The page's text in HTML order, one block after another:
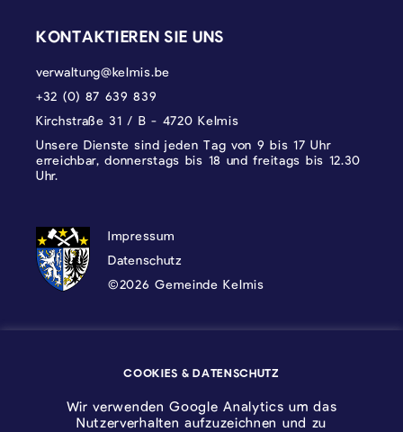
KONTAKTIEREN SIE UNS
verwaltung@kelmis.be
+32 (0) 87 639 839
Kirchstraße 31 / B - 4720 Kelmis
Unsere Dienste sind jeden Tag von 9 bis 17 Uhr
erreichbar, donnerstags bis 18 und freitags bis 12.30
Uhr.
DATENSCHUTZ, IMPRESSUM UND
Impressum
Datenschutz
©2026 Gemeinde Kelmis
COOKIES & DATENSCHUTZ
Wir verwenden Google Analytics um das
Nutzerverhalten aufzuzeichnen und zu